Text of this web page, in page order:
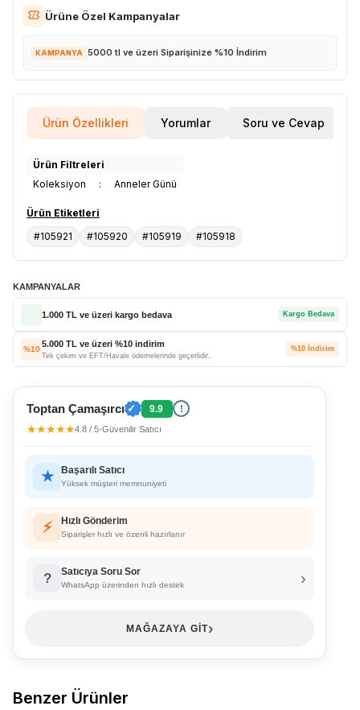
Ürüne Özel Kampanyalar
KAMPANYA 5000 tl ve üzeri Siparişinize %10 İndirim
Ürün Özellikleri Yorumlar Soru ve Cevap
Ürün Filtreleri
Koleksiyon
: Anneler Günü
Ürün Etiketleri
#105921
#105920 #105919 #105918
KAMPANYALAR
1.000 TL ve üzeri kargo bedava Kargo Bedava
%10
5.000 TL ve üzeri %10 indirim
Tek çekim ve EFT/Havale ödemelerinde geçerlidir.
%10 İndirim
Toptan Çamaşırcı ✓ 9.9 !
★★★★★4.8 / 5•Güvenilir Satıcı
★ Başarılı Satıcı
Yüksek müşteri memnuniyeti
⚡ Hızlı Gönderim
Siparişler hızlı ve özenli hazırlanır
? Satıcıya Soru Sor
WhatsApp üzerinden hızlı destek ›
MAĞAZAYA GİT›
Benzer Ürünler